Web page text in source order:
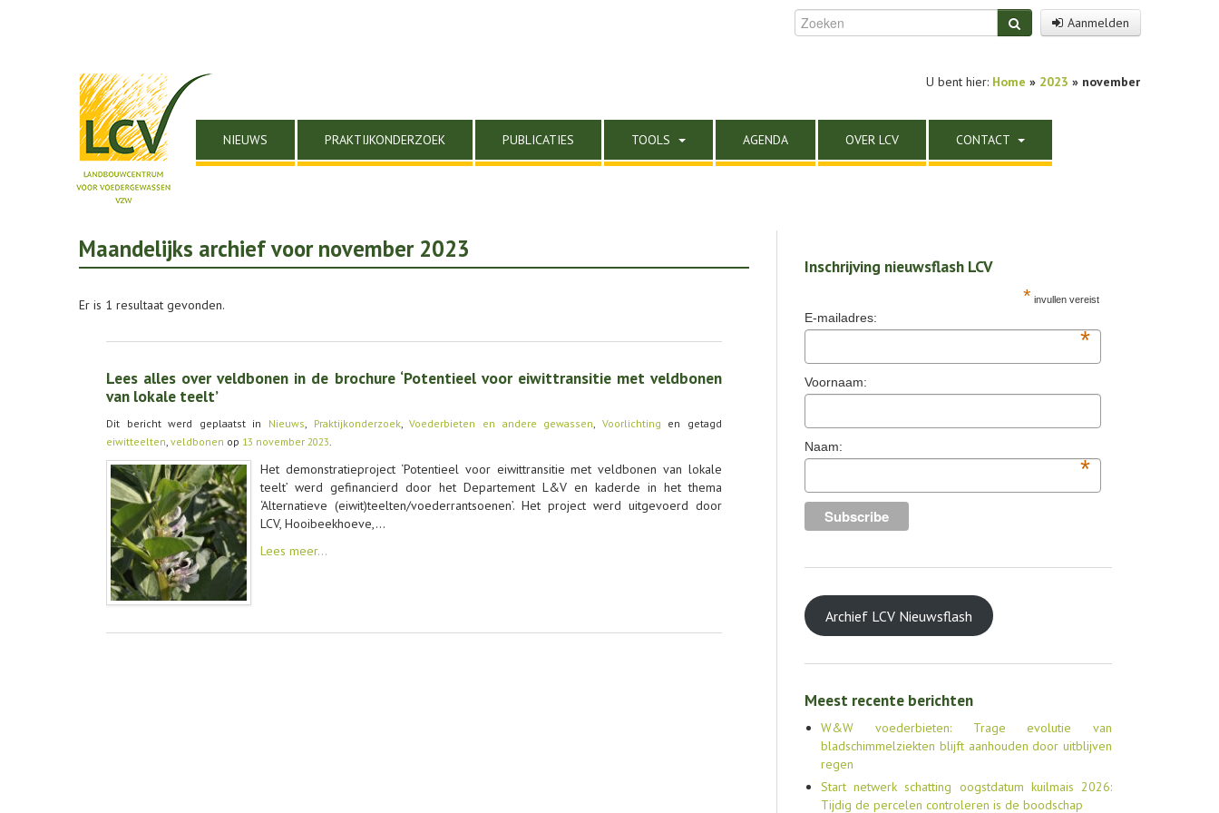
Aanmelden
U bent hier: Home » 2023 » november
NIEUWS PRAKTIJKONDERZOEK PUBLICATIES TOOLS AGENDA OVER LCV CONTACT
Maandelijks archief voor november 2023
Er is 1 resultaat gevonden.
Lees alles over veldbonen in de brochure ‘Potentieel voor eiwittransitie met veldbonen
van lokale teelt’
Dit bericht werd geplaatst in Nieuws, Praktijkonderzoek,Voederbieten en andere gewassen, Voorlichting en getagd
eiwitteelten, veldbonen op 13 november 2023.
Het demonstratieproject ‘Potentieel voor eiwittransitie met veldbonen van lokale
teelt’ werd gefinancierd door het Departement L&V en kaderde in het thema
‘Alternatieve (eiwit)teelten/voederrantsoenen’. Het project werd uitgevoerd door
LCV, Hooibeekhoeve,…
Lees meer…
Inschrijving nieuwsflash LCV
* invullen vereist
E-mailadres:
*
Voornaam:
Naam:
*
Archief LCV Nieuwsflash
Meest recente berichten
W&W voederbieten: Trage evolutie van
bladschimmelziekten blijft aanhouden door uitblijven
regen
Start netwerk schatting oogstdatum kuilmais 2026:
Tijdig de percelen controleren is de boodschap